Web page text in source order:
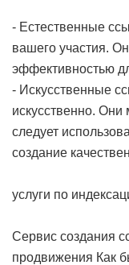
- Естественные
вашего участия.
эффективностью
- Искусственные
искусственно. Они
следует
создание
услуги по
Сервис создания
продвижения Как